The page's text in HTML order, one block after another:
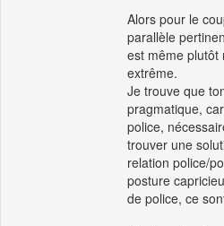
Alors pour le
parallèle
est même plutôt
extrême.
Je trouve que
pragmatique,
police,
trouver une
relation police/
posture
de police, ce